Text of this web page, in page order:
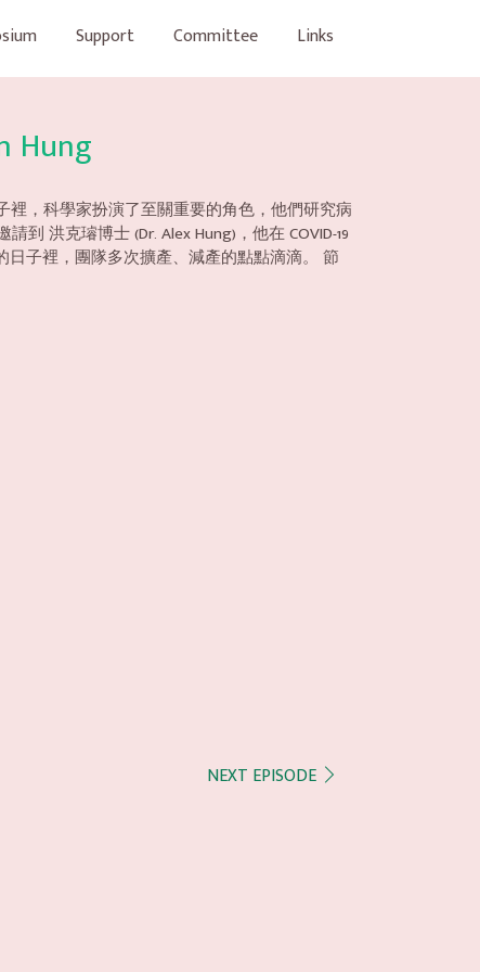
Support Committee Links
Hung
裡，科學家扮演了至關重要的角色，他們研究病
洪克璿博士 (Dr. Alex Hung)，他在 COVID-19
子裡，團隊多次擴產、減產的點點滴滴。 節
NEXT EPISODE